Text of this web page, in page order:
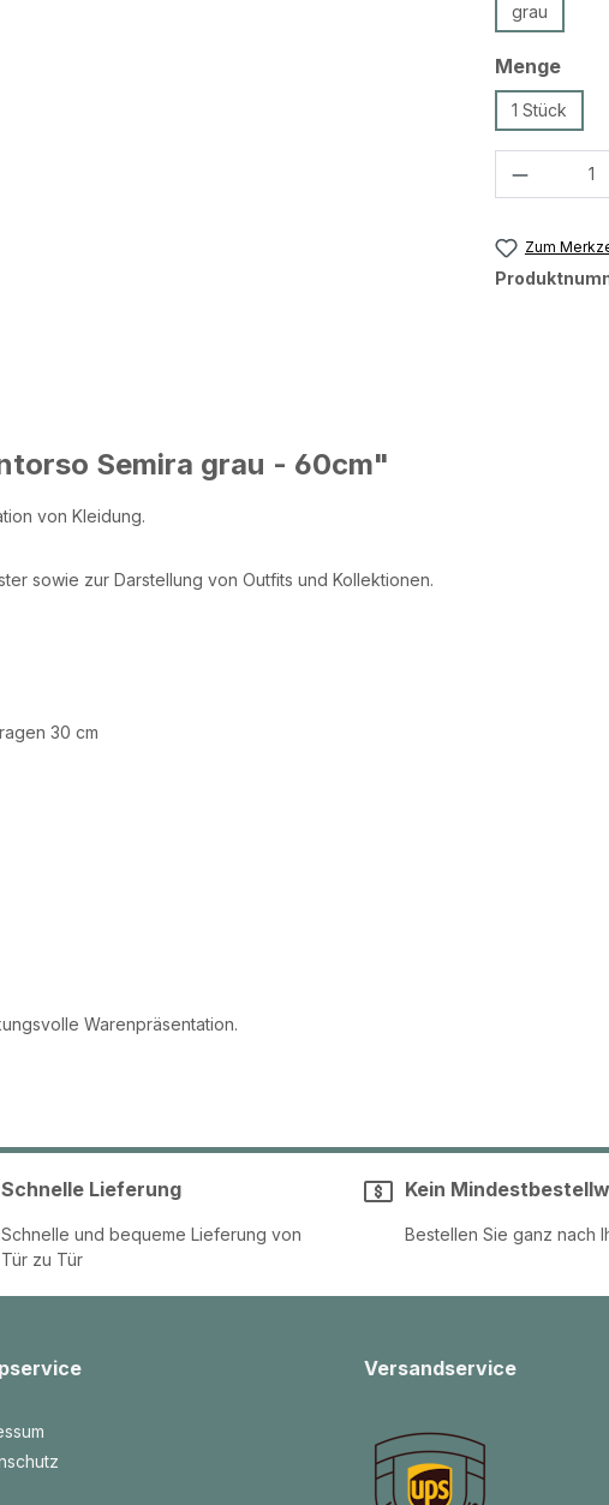
grau
Menge
1 Stück
Zum
Semira grau - 60cm"
von Kleidung.
sowie zur Darstellung von Outfits und Kollektionen.
30 cm
Warenpräsentation.
Schnelle Lieferung
Schnelle und bequeme Lieferung von
Tür zu Tür
Kein
Bestellen Sie ganz nach
Versandservice